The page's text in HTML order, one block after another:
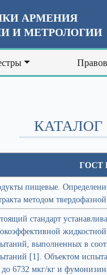
АРМЕНИЯ
И МЕТРОЛОГИИ
ГОСТ
пищевые.
методом
стандарт
выполненных в
[1]. Объектом
6732 мкг/кг и